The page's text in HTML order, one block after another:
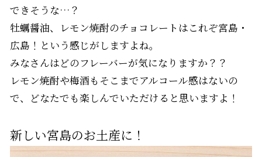
できそうな…？
牡蠣醤油、レモン焼酎のチョコレートはこれぞ宮島・
広島！という感じがしますよね。
みなさんはどのフレーバーが気になりますか？？
レモン焼酎や梅酒もそこまでアルコール感はないの
で、どなたでも楽しんでいただけると思いますよ！
新しい宮島のお土産に！